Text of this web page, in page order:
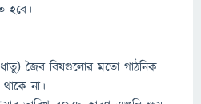
হবে।
জৈব বিষগুলোর মতাে গাঠনিক
না।